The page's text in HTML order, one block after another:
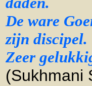
De ware
zijn discipel.
Zeer
(Sukhmani